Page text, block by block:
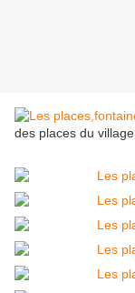
des places du